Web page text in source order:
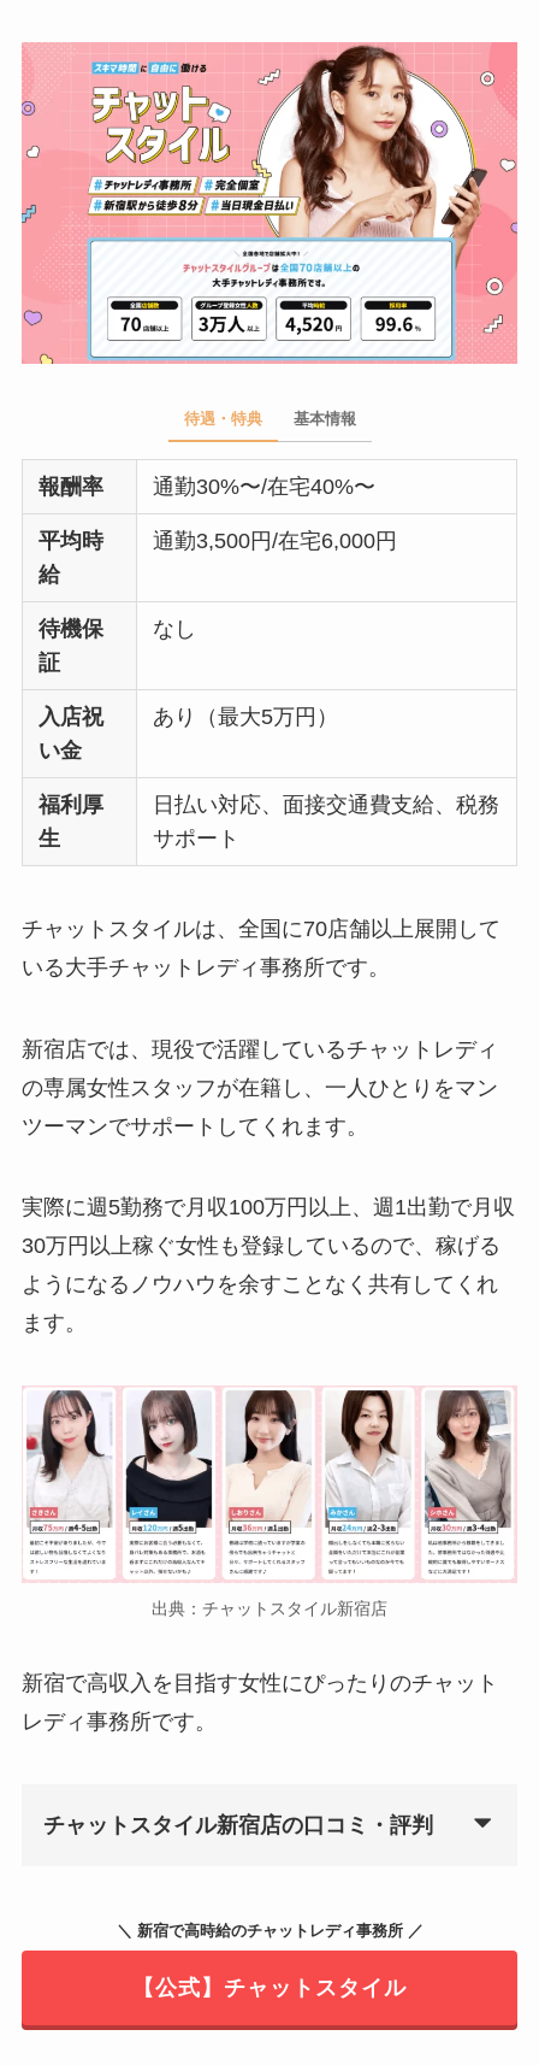
待遇・特典 基本情報
報酬率 通勤30%〜/在宅40%〜
平均時
給
通勤3,500円/在宅6,000円
待機保
証
なし
入店祝
い金
あり（最大5万円）
福利厚
生
日払い対応、面接交通費支給、税務
サポート
チャットスタイルは、全国に70店舗以上展開して
いる大手チャットレディ事務所です。
新宿店では、現役で活躍しているチャットレディ
の専属女性スタッフが在籍し、一人ひとりをマン
ツーマンでサポートしてくれます。
実際に週5勤務で月収100万円以上、週1出勤で月収
30万円以上稼ぐ女性も登録しているので、稼げる
ようになるノウハウを余すことなく共有してくれ
ます。
出典：チャットスタイル新宿店
新宿で高収入を目指す女性にぴったりのチャット
レディ事務所です。
チャットスタイル新宿店の口コミ・評判
＼ 新宿で高時給のチャットレディ事務所 ／
【公式】チャットスタイル